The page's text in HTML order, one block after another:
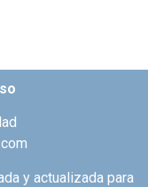
y actualizada para